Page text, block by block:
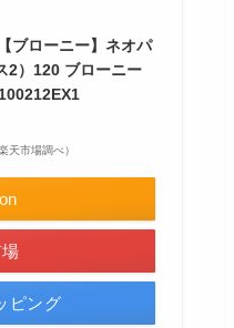
ブローニー】ネオパ
2）120 ブローニー
天市場調べ）
ピング